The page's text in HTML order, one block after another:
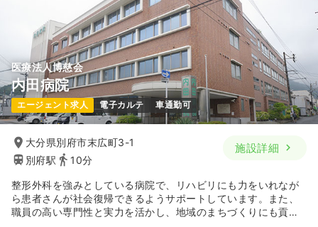
医療法人博慈会
内田病院
エージェント求人 電子カルテ 車通勤可
大分県別府市末広町3-1
別府駅
10分
施設詳細
整形外科を強みとしている病院で、リハビリにも力をいれなが
ら患者さんが社会復帰できるようサポートしています。また、
職員の高い専門性と実力を活かし、地域のまちづくりにも貢献